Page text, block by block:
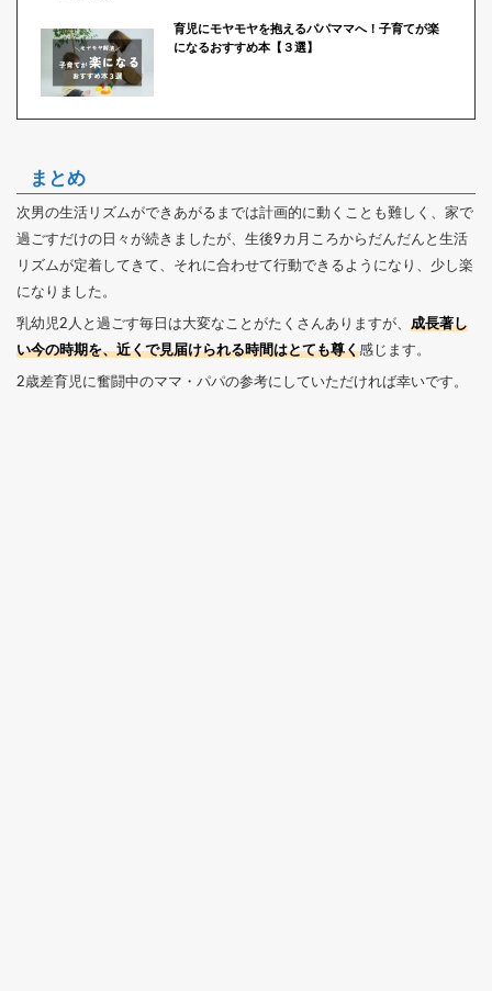
育児にモヤモヤを抱えるパパママへ！子育てが楽
になるおすすめ本【３選】
まとめ
次男の生活リズムができあがるまでは計画的に動くことも難しく、家で
過ごすだけの日々が続きましたが、生後9カ月ころからだんだんと生活
リズムが定着してきて、それに合わせて行動できるようになり、少し楽
になりました。
乳幼児2人と過ごす毎日は大変なことがたくさんありますが、 成長著し
い今の時期を、近くで見届けられる時間はとても尊く感じます。
2歳差育児に奮闘中のママ・パパの参考にしていただければ幸いです。